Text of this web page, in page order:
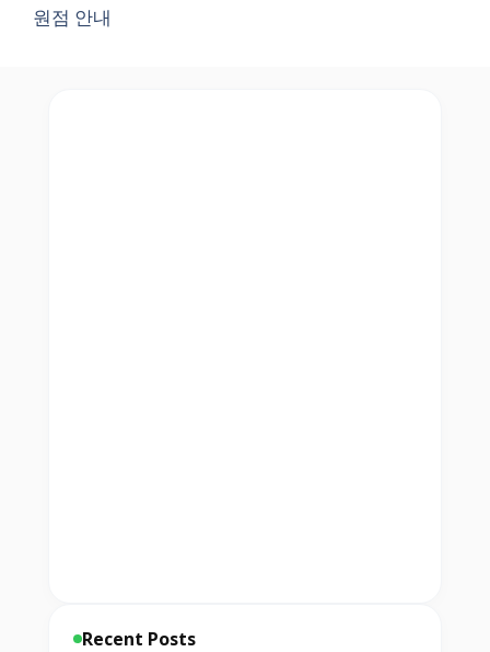
원점 안내
Recent Posts